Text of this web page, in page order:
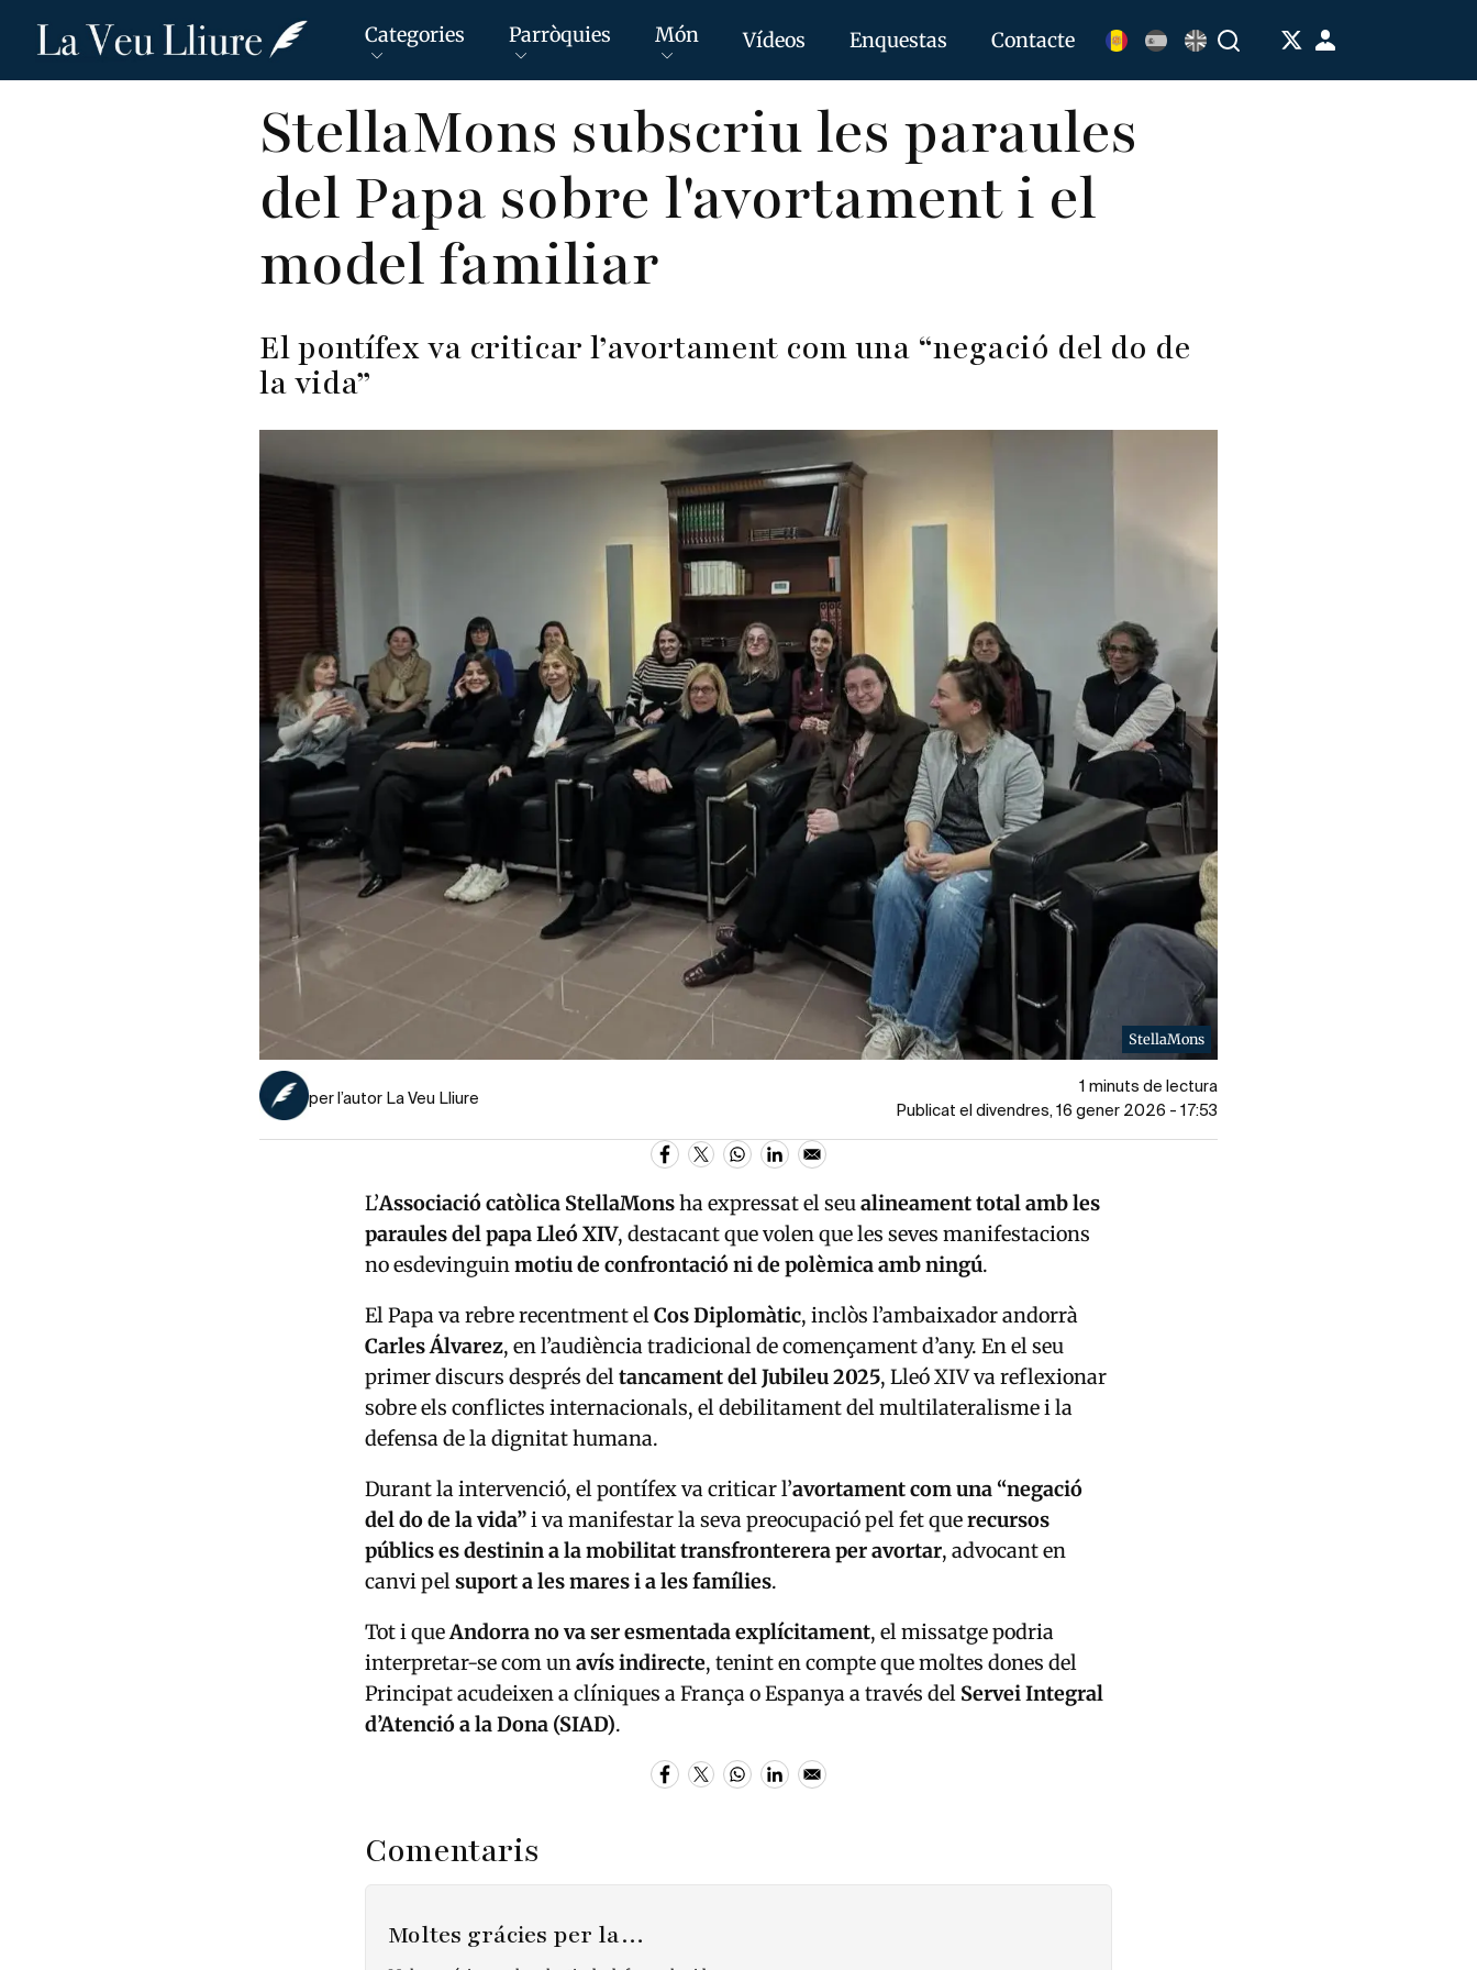
Vés
Categories Parròquies Món Vídeos Enquestas Contacte BuscarMenú
de
StellaMons subscriu les paraules
del Papa sobre l'avortament i el
model familiar
El pontífex va criticar l’avortament com una “negació del do de
la vida”
StellaMons
per l’autor La Veu Lliure
1 minuts de lectura
Publicat el divendres, 16 gener 2026 - 17:53
L’Associació catòlica StellaMonsha expressat el seualineament total amb les
paraules del papa Lleó XIV, destacant que volen que les seves manifestacions
no esdevinguinmotiu de confrontació ni de polèmica amb ningú.
El Papa va rebre recentment elCos Diplomàtic, inclòs l’ambaixador andorrà
Carles Álvarez, en l’audiència tradicional de començament d’any. En el seu
primer discurs després deltancament del Jubileu 2025, Lleó XIV va reflexionar
sobre els conflictes internacionals, el debilitament del multilateralisme i la
defensa de la dignitat humana.
Durant la intervenció, el pontífex va criticar l’avortament com una “negació
del do de la vida”i va manifestar la seva preocupació pel fet querecursos
públics es destinin a la mobilitat transfronterera per avortar, advocant en
canvi pelsuport a les mares i a les famílies.
Tot i queAndorra no va ser esmentada explícitament, el missatge podria
interpretar-se com unavís indirecte, tenint en compte que moltes dones del
Principat acudeixen a clíniques a França o Espanya a través del Servei Integral
d’Atenció a la Dona (SIAD).
Comentaris
Moltes grácies per la…